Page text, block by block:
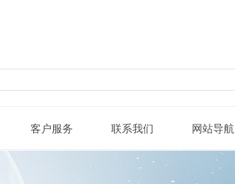
客户服务 联系我们 网站导航